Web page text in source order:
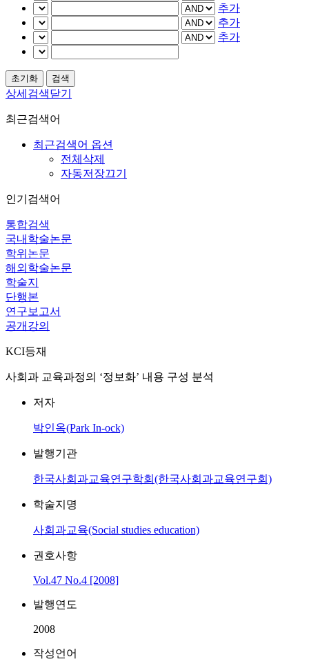
추가
추가
추가
상세검색닫기
최근검색어
최근검색어 옵션
전체삭제
자동저장끄기
인기검색어
통합검색
국내학술논문
학위논문
해외학술논문
학술지
단행본
연구보고서
공개강의
KCI등재
사회과 교육과정의 ‘정보화’ 내용 구성 분석
저자
박인옥(Park In-ock)
발행기관
한국사회과교육연구학회(한국사회과교육연구회)
학술지명
사회과교육(Social studies education)
권호사항
Vol.47 No.4 [2008]
발행연도
2008
작성언어